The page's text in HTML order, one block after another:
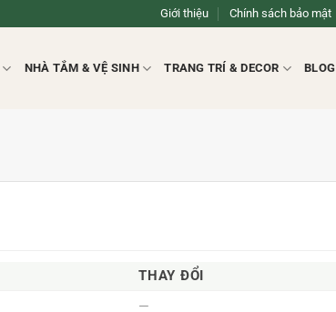
Giới thiệu Chính sách bảo mật
NHÀ TẮM & VỆ SINH TRANG TRÍ & DECOR BLOG
THAY ĐỔI
—